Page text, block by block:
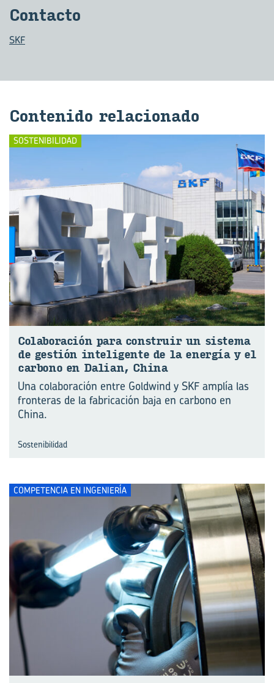
Con­tac­to
SKF
Con­te­ni­do re­la­cio­na­do
SOSTENIBILIDAD
Co­la­bo­ra­ción para cons­truir un sis­te­ma
de ges­tión in­te­li­gen­te de la ener­gía y el
car­bono en Da­lian, China
Una colaboración entre Goldwind y SKF amplía las
fronteras de la fabricación baja en carbono en
China.
Sostenibilidad
COMPETENCIA EN INGENIERÍA